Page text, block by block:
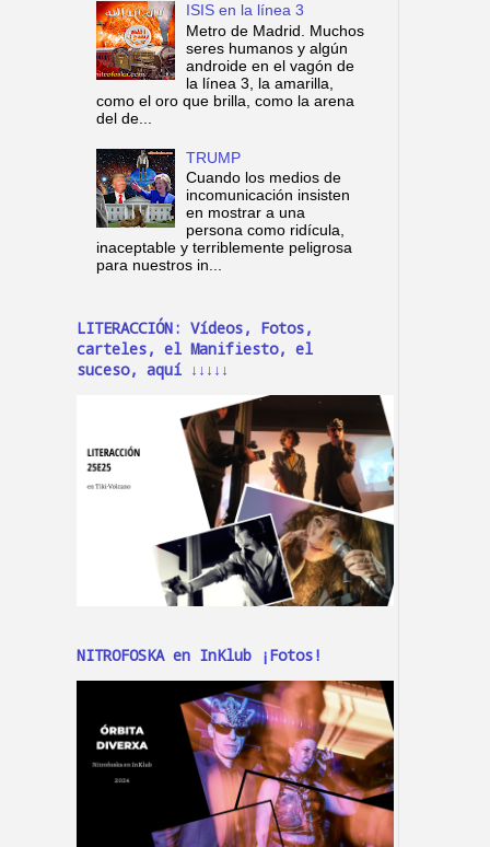
ISIS en la línea 3
Metro de Madrid. Muchos
seres humanos y algún
androide en el vagón de
la línea 3, la amarilla,
como el oro que brilla, como la arena
del de...
TRUMP
Cuando los medios de
incomunicación insisten
en mostrar a una
persona como ridícula,
inaceptable y terriblemente peligrosa
para nuestros in...
LITERACCIÓN: Vídeos, Fotos,
carteles, el Manifiesto, el
suceso, aquí ↓↓↓↓↓
NITROFOSKA en InKlub ¡Fotos!